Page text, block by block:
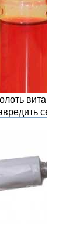
витамины
себе?